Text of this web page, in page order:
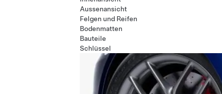
Aussenansicht
Felgen und Reifen
Bodenmatten
Bauteile
Schlüssel